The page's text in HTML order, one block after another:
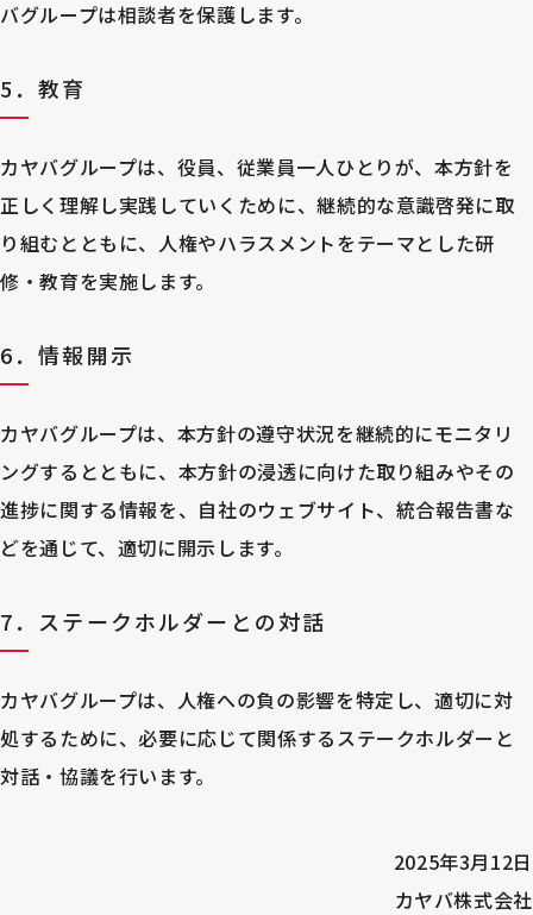
バグループは相談者を保護します。
5．教育
カヤバグループは、役員、従業員一人ひとりが、本方針を
正しく理解し実践していくために、継続的な意識啓発に取
り組むとともに、人権やハラスメントをテーマとした研
修・教育を実施します。
6．情報開示
カヤバグループは、本方針の遵守状況を継続的にモニタリ
ングするとともに、本方針の浸透に向けた取り組みやその
進捗に関する情報を、自社のウェブサイト、統合報告書な
どを通じて、適切に開示します。
7．ステークホルダーとの対話
カヤバグループは、人権への負の影響を特定し、適切に対
処するために、必要に応じて関係するステークホルダーと
対話・協議を行います。
2025年3月12日
カヤバ株式会社